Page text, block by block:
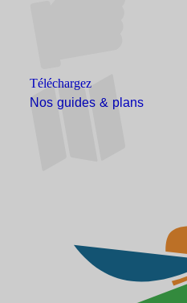
Téléchargez
Nos guides & plans